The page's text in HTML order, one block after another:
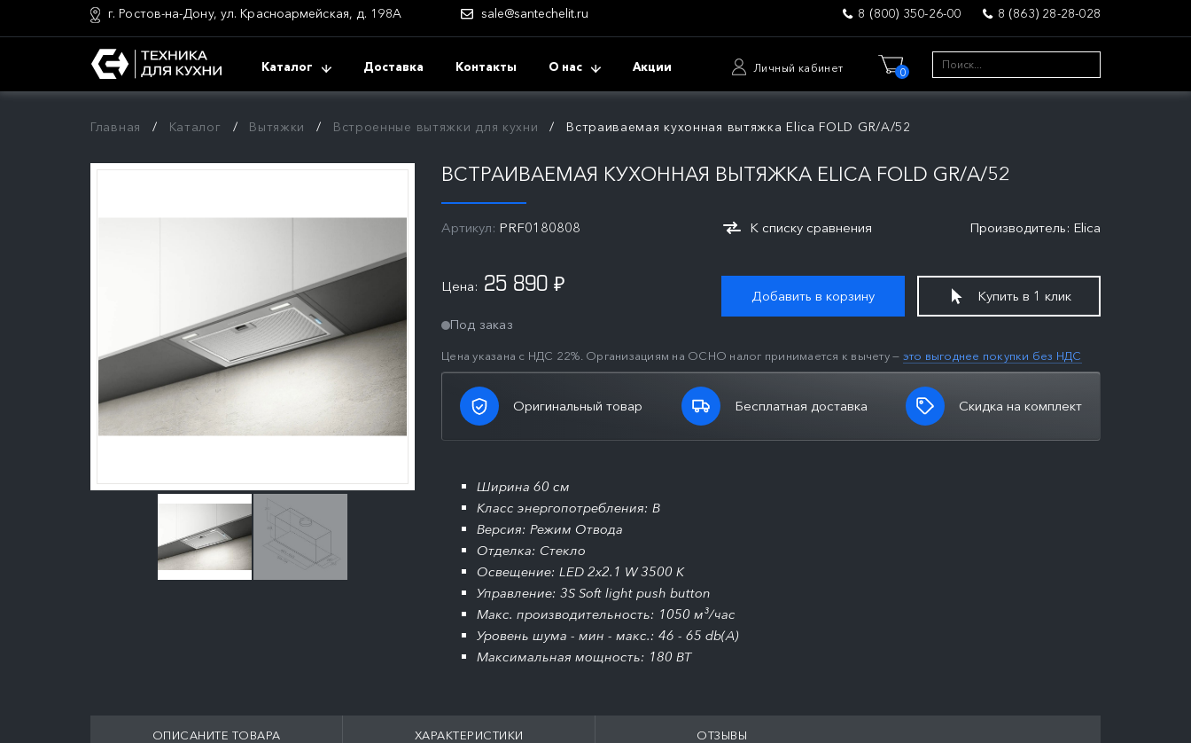
г. Ростов-на-Дону, ул. Красноармейская, д. 198А sale@santechelit.ru 8 (800) 350-26-00 8 (863) 28-28-028
Каталог Доставка Контакты О нас Акции Личный кабинет 0
Главная Каталог Вытяжки Встроенные вытяжки для кухни Встраиваемая кухонная вытяжка Elica FOLD GR/A/52
ВСТРАИВАЕМАЯ КУХОННАЯ ВЫТЯЖКА ELICA FOLD GR/A/52
Артикул: PRF0180808 К списку сравнения Производитель: Elica
Цена: 25 890 ₽
Под заказ
Цена указана с НДС 22%. Организациям на ОСНО налог принимается к вычету — это выгоднее покупки без НДС
Добавить в корзину Купить в 1 клик
Оригинальный товар Бесплатная доставка Скидка на комплект
Ширина 60 см
Класс энергопотребления: B
Версия: Режим Отвода
Отделка: Стекло
Освещение: LED 2x2.1 W 3500 K
Управление: 3S Soft light push button
Макс. производительность: 1050 м³/час
Уровень шума - мин - макс.: 46 - 65 db(A)
Максимальная мощность: 180 BT
ОПИСАНИТЕ ТОВАРА ХАРАКТЕРИСТИКИ ОТЗЫВЫ